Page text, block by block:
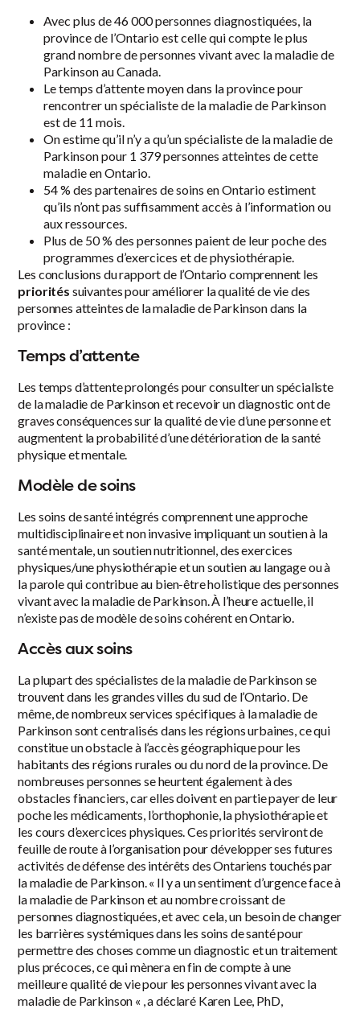
Avec plus de 46 000 personnes diagnostiquées, la
province de l’Ontario est celle qui compte le plus
grand nombre de personnes vivant avec la maladie de
Parkinson au Canada.
Le temps d’attente moyen dans la province pour
rencontrer un spécialiste de la maladie de Parkinson
est de 11 mois.
On estime qu’il n’y a qu’un spécialiste de la maladie de
Parkinson pour 1 379 personnes atteintes de cette
maladie en Ontario.
54 % des partenaires de soins en Ontario estiment
qu’ils n’ont pas suffisamment accès à l’information ou
aux ressources.
Plus de 50 % des personnes paient de leur poche des
programmes d’exercices et de physiothérapie.
Les conclusions du rapport de l’Ontario comprennent les
priorités suivantes pour améliorer la qualité de vie des
personnes atteintes de la maladie de Parkinson dans la
province :
Temps d’attente
Les temps d’attente prolongés pour consulter un spécialiste
de la maladie de Parkinson et recevoir un diagnostic ont de
graves conséquences sur la qualité de vie d’une personne et
augmentent la probabilité d’une détérioration de la santé
physique et mentale.
Modèle de soins
Les soins de santé intégrés comprennent une approche
multidisciplinaire et non invasive impliquant un soutien à la
santé mentale, un soutien nutritionnel, des exercices
physiques/une physiothérapie et un soutien au langage ou à
la parole qui contribue au bien-être holistique des personnes
vivant avec la maladie de Parkinson. À l’heure actuelle, il
n’existe pas de modèle de soins cohérent en Ontario.
Accès aux soins
La plupart des spécialistes de la maladie de Parkinson se
trouvent dans les grandes villes du sud de l’Ontario. De
même, de nombreux services spécifiques à la maladie de
Parkinson sont centralisés dans les régions urbaines, ce qui
constitue un obstacle à l’accès géographique pour les
habitants des régions rurales ou du nord de la province. De
nombreuses personnes se heurtent également à des
obstacles financiers, car elles doivent en partie payer de leur
poche les médicaments, l’orthophonie, la physiothérapie et
les cours d’exercices physiques. Ces priorités serviront de
feuille de route à l’organisation pour développer ses futures
activités de défense des intérêts des Ontariens touchés par
la maladie de Parkinson. « Il y a un sentiment d’urgence face à
la maladie de Parkinson et au nombre croissant de
personnes diagnostiquées, et avec cela, un besoin de changer
les barrières systémiques dans les soins de santé pour
permettre des choses comme un diagnostic et un traitement
plus précoces, ce qui mènera en fin de compte à une
meilleure qualité de vie pour les personnes vivant avec la
maladie de Parkinson « , a déclaré Karen Lee, PhD,